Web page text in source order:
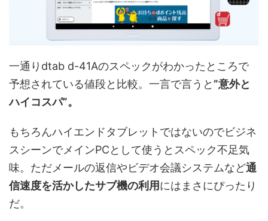
一通りdtab d-41Aのスペックがわかったところで
予想されている値段と比較。一言で言うと”意外と
ハイコスパ”。
もちろんハイエンドタブレットではないのでビジネ
スシーンでメインPCとして使うとスペック不足気
味。ただメールの返信やビデオ会議システムなど通
信速度を活かしたサブ機の利用にはまさにぴったり
だ。